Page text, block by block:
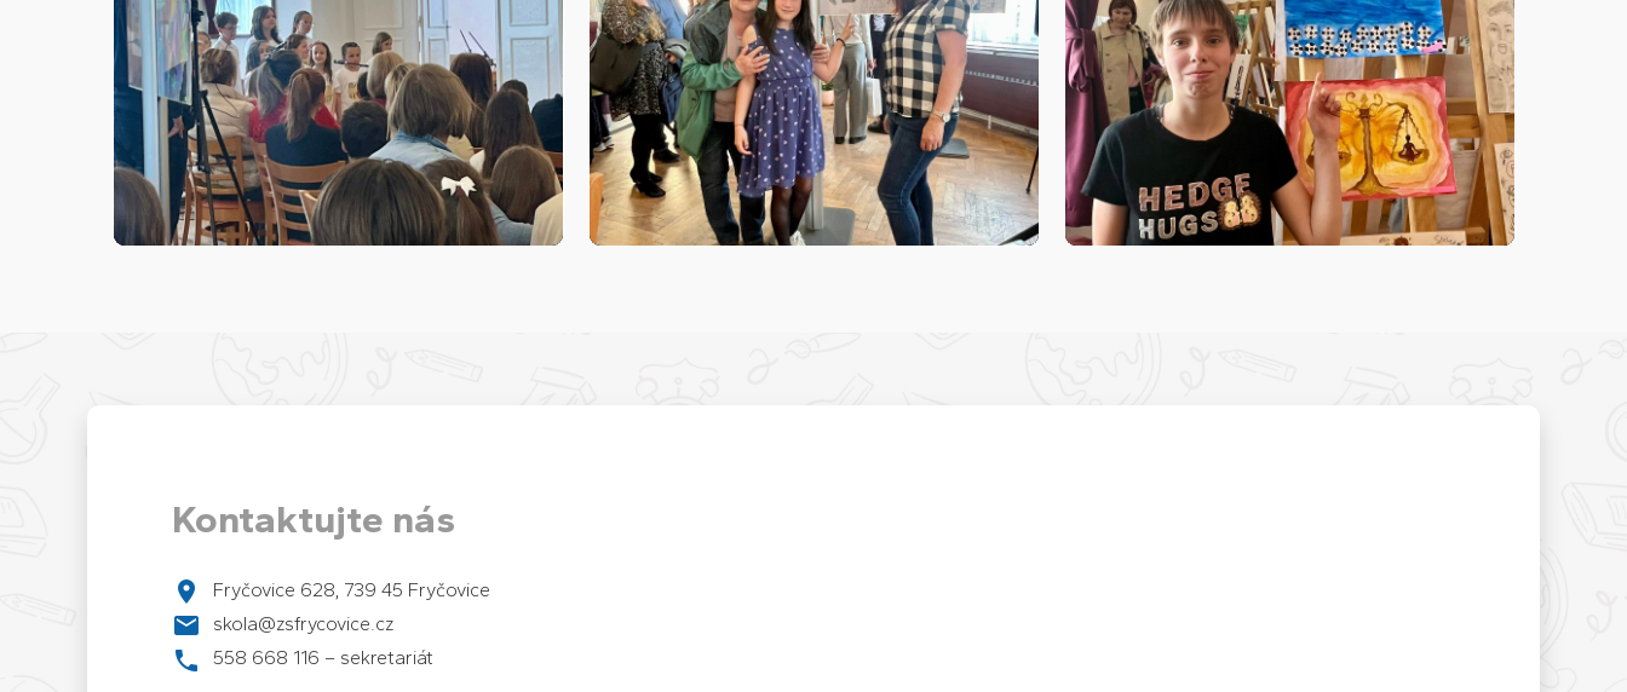
Kontaktujte nás
Fryčovice 628, 739 45 Fryčovice
skola@zsfrycovice.cz
558 668 116 – sekretariát